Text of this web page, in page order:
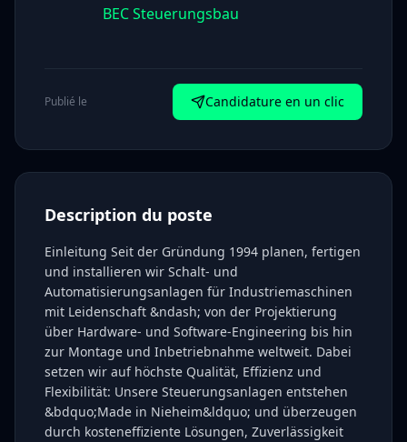
BEC Steuerungsbau
Publié le Candidature en un clic
Description du poste
Einleitung Seit der Gründung 1994 planen, fertigen
und installieren wir Schalt- und
Automatisierungsanlagen für Industriemaschinen
mit Leidenschaft &ndash; von der Projektierung
über Hardware- und Software-Engineering bis hin
zur Montage und Inbetriebnahme weltweit. Dabei
setzen wir auf höchste Qualität, Effizienz und
Flexibilität: Unsere Steuerungsanlagen entstehen
&bdquo;Made in Nieheim&ldquo; und überzeugen
durch kosteneffiziente Lösungen, Zuverlässigkeit